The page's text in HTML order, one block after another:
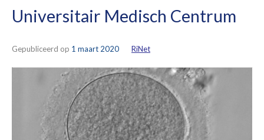
Universitair Medisch Centrum
Gepubliceerd op 1 maart 2020 RiNet